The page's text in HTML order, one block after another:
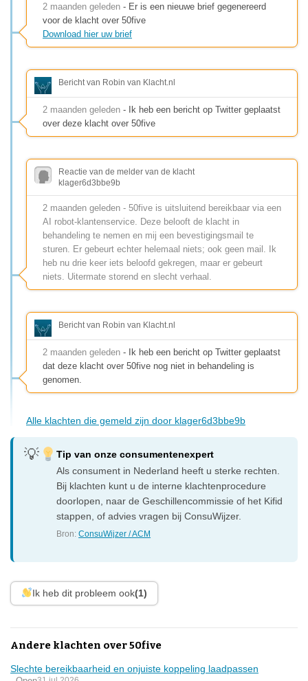
2 maanden geleden - Er is een nieuwe brief gegenereerd
voor de klacht over 50five
Download hier uw brief
Bericht van Robin van Klacht.nl
2 maanden geleden - Ik heb een bericht op Twitter geplaatst
over deze klacht over 50five
Reactie van de melder van de klacht
klager6d3bbe9b
2 maanden geleden - 50five is uitsluitend bereikbaar via een
AI robot-klantenservice. Deze belooft de klacht in
behandeling te nemen en mij een bevestigingsmail te
sturen. Er gebeurt echter helemaal niets; ook geen mail. Ik
heb nu drie keer iets beloofd gekregen, maar er gebeurt
niets. Uitermate storend en slecht verhaal.
Bericht van Robin van Klacht.nl
2 maanden geleden - Ik heb een bericht op Twitter geplaatst
dat deze klacht over 50five nog niet in behandeling is
genomen.
Alle klachten die gemeld zijn door klager6d3bbe9b
Tip van onze consumentenexpert
Als consument in Nederland heeft u sterke rechten.
Bij klachten kunt u de interne klachtenprocedure
doorlopen, naar de Geschillencommissie of het Kifid
stappen, of advies vragen bij ConsuWijzer.
Bron:ConsuWijzer / ACM
Ik heb dit probleem ook(1)
Andere klachten over 50five
Slechte bereikbaarheid en onjuiste koppeling laadpassen